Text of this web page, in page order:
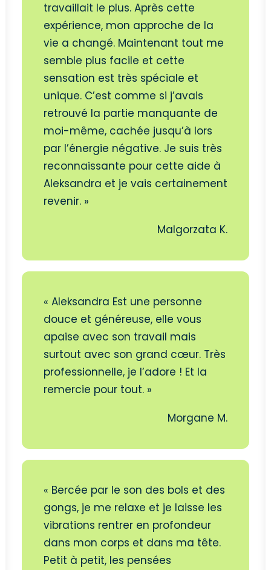
travaillait le plus. Après cette
expérience, mon approche de la
vie a changé. Maintenant tout me
semble plus facile et cette
sensation est très spéciale et
unique. C’est comme si j’avais
retrouvé la partie manquante de
moi-même, cachée jusqu’à lors
par l’énergie négative. Je suis très
reconnaissante pour cette aide à
Aleksandra et je vais certainement
revenir. »
Malgorzata K.
« Aleksandra Est une personne
douce et généreuse, elle vous
apaise avec son travail mais
surtout avec son grand cœur. Très
professionnelle, je l’adore ! Et la
remercie pour tout. »
Morgane M.
« Bercée par le son des bols et des
gongs, je me relaxe et je laisse les
vibrations rentrer en profondeur
dans mon corps et dans ma tête.
Petit à petit, les pensées